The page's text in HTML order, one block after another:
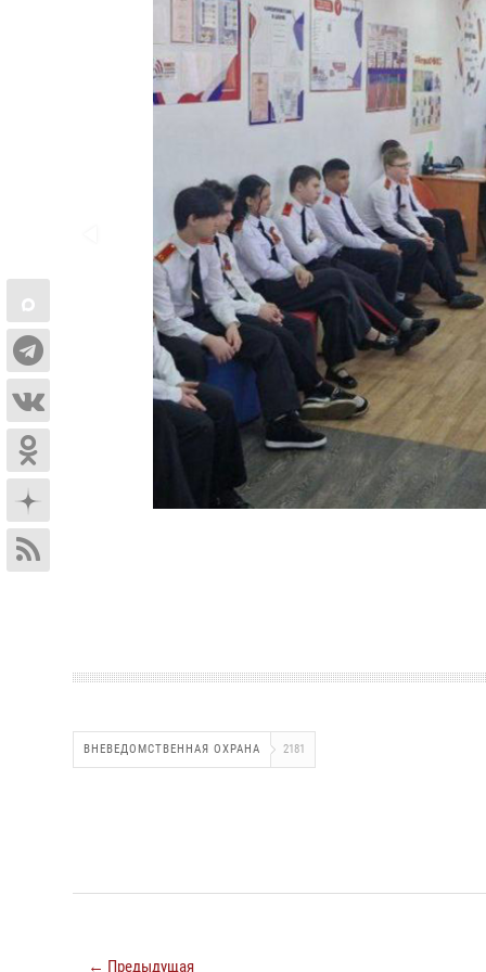
ВНЕВЕДОМСТВЕННАЯ ОХРАНА 2181
← Предыдущая